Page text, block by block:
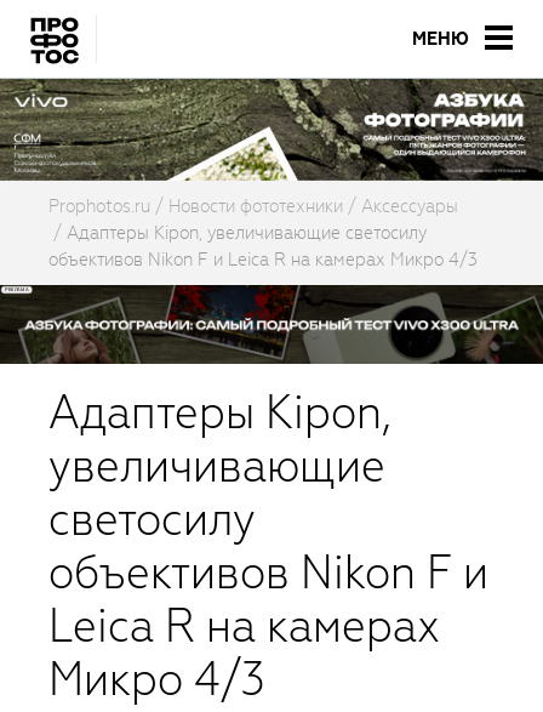
МЕНЮ
Prophotos.ru Новости фототехники
Аксессуары
Адаптеры Kipon, увеличивающие светосилу
объективов Nikon F и Leica R на камерах Микро 4/3
Адаптеры Kipon,
увеличивающие
светосилу
объективов Nikon F и
Leica R на камерах
Микро 4/3